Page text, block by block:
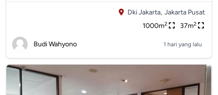
Dki Jakarta, Jakarta Pusat
1000m2 37m2
Budi Wahyono 1 hari yang lalu